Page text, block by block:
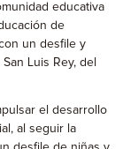
educativa
de
un desfile y
Luis Rey, del
el desarrollo
al seguir la